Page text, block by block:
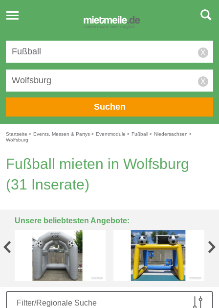
Toggle
navigation
X
X
Suchen
Startseite > Events, Messen & Partys> Eventmodule > Fußball> Niedersachsen >
Wolfsburg
Fußball mieten in Wolfsburg
(31 Inserate)
Unsere beliebtesten Angebote:
Filter/Regionale Suche